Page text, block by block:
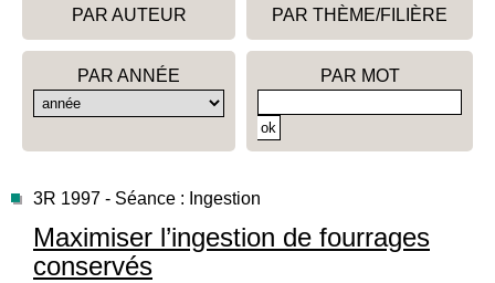
PAR AUTEUR PAR THÈME/FILIÈRE
PAR ANNÉE PAR MOT
3R 1997 - Séance : Ingestion
Maximiser l’ingestion de fourrages
conservés